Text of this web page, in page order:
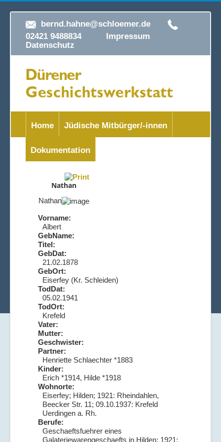
bernd.hahne@schloemer.de
02421 9488834 Impressum
Datenschutz
Home Jüdische Mitbürger/-innen
Dokumentation
Nathan
Nathan
Vorname:
Albert
GebName:
Titel:
GebDat:
21.02.1878
GebOrt:
Eiserfey (Kr. Schleiden)
TodDat:
05.02.1941
TodOrt:
Krefeld
Vater:
Mutter:
Geschwister:
Partner:
Henriette Schlaechter *1883
Kinder:
Erich *1914, Hilde *1918
Wohnorte:
Eiserfey; Hilden; 1921: Rheindahlen,
Beecker Str. 11; 09.10.1937: Krefeld
Uerdingen a. Rh.
Berufe:
Geschaeftsfuehrer eines
Galateriewarengeschaefts in Hilden; 1921: